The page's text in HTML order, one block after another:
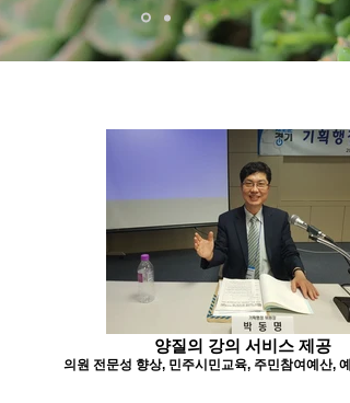
양질의 강의 서비스 제공
의원 전문성 향상, 민주시민교육, 주민참여예산,